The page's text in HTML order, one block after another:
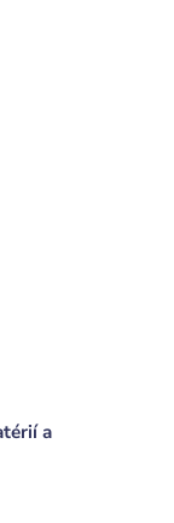
a